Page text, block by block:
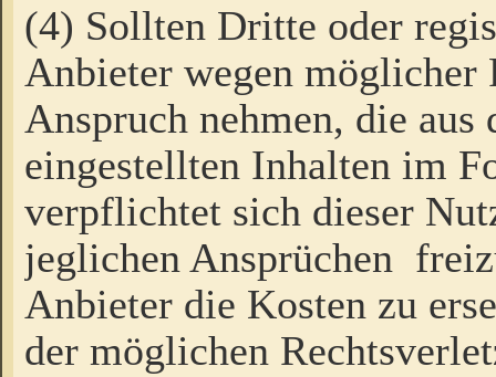
(4) Sollten Dritte oder
Anbieter wegen möglicher
Anspruch nehmen, die
eingestellten Inhalten im
verpflichtet sich dieser
jeglichen Ansprüchen
Anbieter die Kosten zu
der möglichen